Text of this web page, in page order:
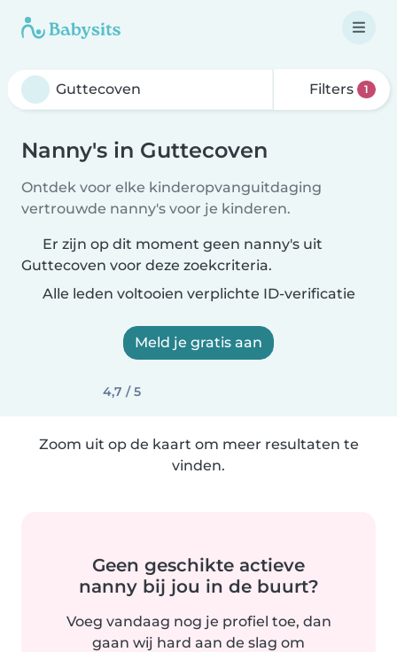
Filters 1
Nanny's in Guttecoven
Ontdek voor elke kinderopvanguitdaging
vertrouwde nanny's voor je kinderen.
Er zijn op dit moment geen nanny's uit
Guttecoven voor deze zoekcriteria.
Alle leden voltooien verplichte ID-verificatie
Meld je gratis aan
4,7 / 5
Zoom uit op de kaart om meer resultaten te
vinden.
Geen geschikte actieve
nanny bij jou in de buurt?
Voeg vandaag nog je profiel toe, dan
gaan wij hard aan de slag om